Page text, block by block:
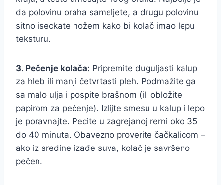
da polovinu oraha sameljete, a drugu polovinu
sitno iseckate nožem kako bi kolač imao lepu
teksturu.
3. Pečenje kolača: Pripremite duguljasti kalup
za hleb ili manji četvrtasti pleh. Podmažite ga
sa malo ulja i pospite brašnom (ili obložite
papirom za pečenje). Izlijte smesu u kalup i lepo
je poravnajte. Pecite u zagrejanoj rerni oko 35
do 40 minuta. Obavezno proverite čačkalicom –
ako iz sredine izađe suva, kolač je savršeno
pečen.